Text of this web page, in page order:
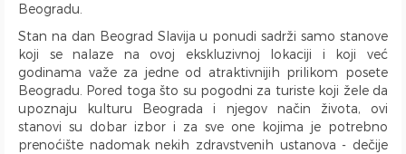
Beogradu.
Stan na dan Beograd Slavija u ponudi sadrži samo stanove
koji se nalaze na ovoj ekskluzivnoj lokaciji i koji već
godinama važe za jedne od atraktivnijih prilikom posete
Beogradu. Pored toga što su pogodni za turiste koji žele da
upoznaju kulturu Beograda i njegov način života, ovi
stanovi su dobar izbor i za sve one kojima je potrebno
prenoćište nadomak nekih zdravstvenih ustanova - dečije